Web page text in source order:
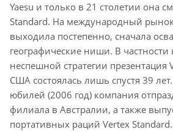
Yaesu и только в 21 столетии она
Standard. На международный
выходила постепенно, сначала
географические ниши. В частности
неспешной стратегии презентация
США состоялась лишь спустя 39
юбилей (2006 год) компания
филиала в Австралии, а также
портативных раций Vertex